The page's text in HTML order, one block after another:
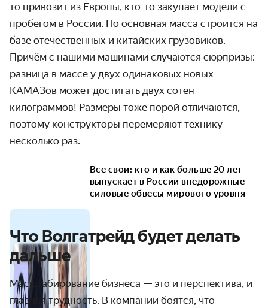
то привозит из Европы, кто-то закупает модели с
пробегом в России. Но основная масса строится на
базе отечественных и китайских грузовиков.
Причём с нашими машинами случаются сюрпризы:
разница в массе у двух одинаковых новых
КАМАЗов может достигать двух сотен
килограммов! Размеры тоже порой отличаются,
поэтому конструкторы перемеряют технику
несколько раз.
Все свои: кто и как больше 20 лет
выпускает в России внедорожные
силовые обвесы мирового уровня
Что Волгатрейд будет делать
дальше
Масштабирование бизнеса — это и перспектива, и
главная трудность. В компании боятся, что